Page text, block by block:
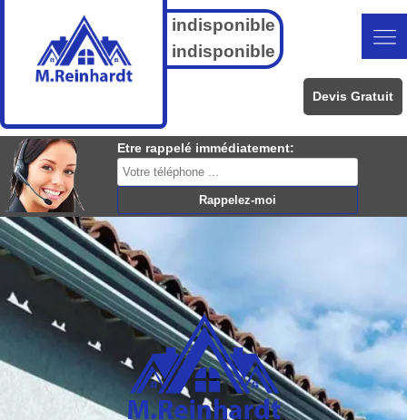
indisponible
indisponible
Devis Gratuit
Etre rappelé immédiatement: